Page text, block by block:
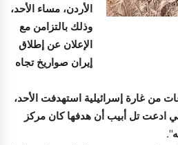
الأردن، مساء الأحد،
وذلك بالتزامن مع
الإعلان عن إطلاق
إيران صواريخ تجاه
من غارة إسرائيلية استهدفت الأحد،
ادعت تل أبيب أن هدفها كان مركز